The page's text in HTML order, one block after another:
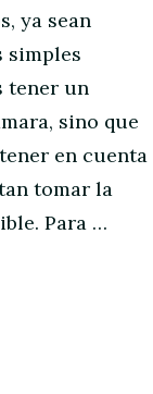
ya sean
simples
tener un
sino que
en cuenta
tomar la
Para …